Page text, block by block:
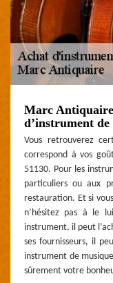
Marc
d’instrument
Vous retrouverez
correspond à vos
51130. Pour les
particuliers ou aux
restauration. Et si
n’hésitez pas à le
instrument, il peut
ses fournisseurs, il
instrument de
sûrement votre